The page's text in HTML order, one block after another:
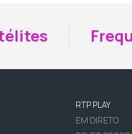
RTP PLAY
EM DIRETO